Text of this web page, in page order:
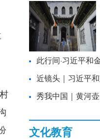
此行间·习近平和
近镜头｜习近平
秀我中国｜黄河
文化教育